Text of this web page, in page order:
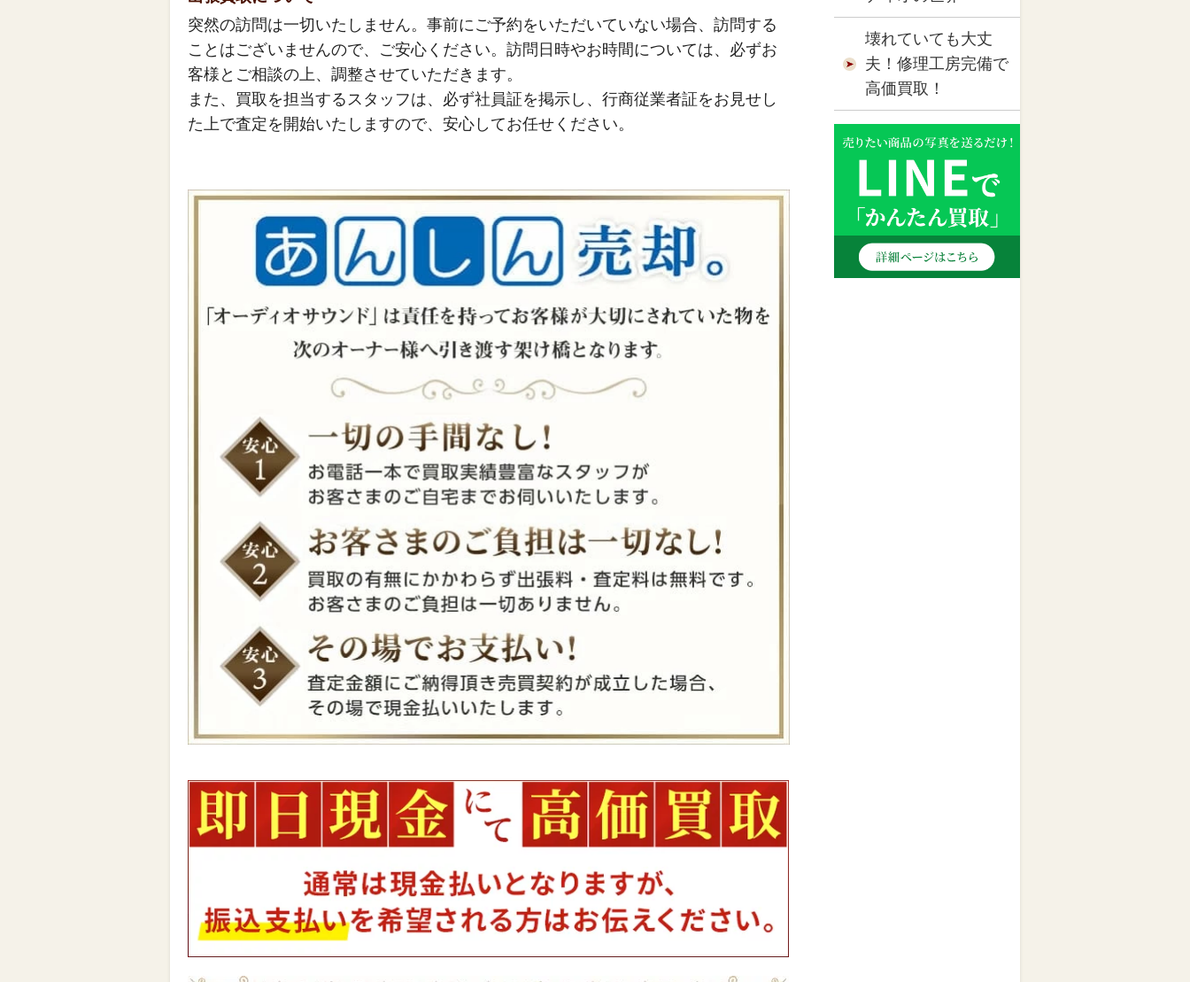
突然の訪問は一切いたしません。事前にご予約をいただいていない場合、訪問する
ことはございませんので、ご安心ください。訪問日時やお時間については、必ずお
客様とご相談の上、調整させていただきます。
また、買取を担当するスタッフは、必ず社員証を掲示し、行商従業者証をお見せし
た上で査定を開始いたしますので、安心してお任せください。
壊れていても大丈
夫！修理工房完備で
高価買取！